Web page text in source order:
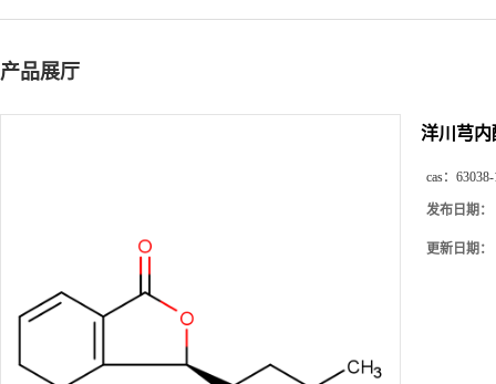
产品展厅
洋川芎
cas：
发布日期：
更新日期：